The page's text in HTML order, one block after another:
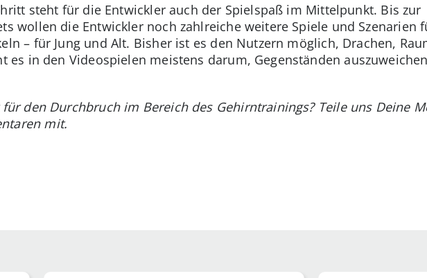
steht für die Entwickler auch der Spielspaß im Mittelpunkt. Bis zur
wollen die Entwickler noch zahlreiche weitere Spiele und Szenarien
– für Jung und Alt. Bisher ist es den Nutzern möglich, Drachen,
es in den Videospielen meistens darum, Gegenständen
den Durchbruch im Bereich des Gehirntrainings? Teile uns Deine
mit.